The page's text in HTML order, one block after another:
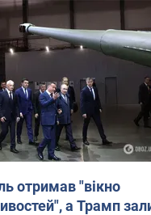
отримав "вікно
а Трамп